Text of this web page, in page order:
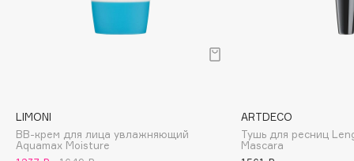
Club De Nuit
LIMONI
BB-крем для лица увлажняющий
Aquamax Moisture
ARTDECO
Тушь для ресниц
Mascara